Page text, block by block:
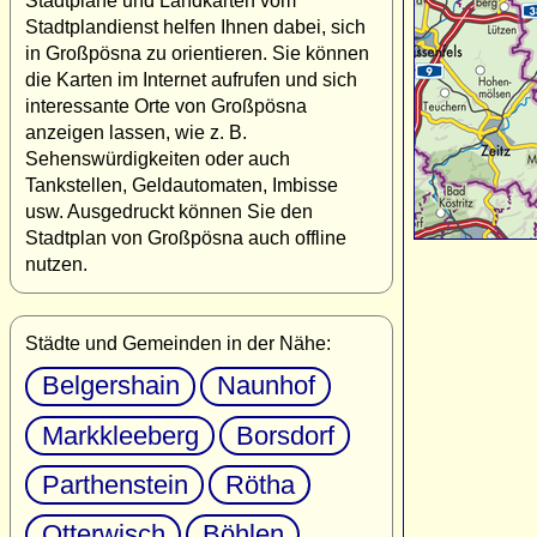
Stadtplandienst helfen Ihnen dabei, sich
in Großpösna zu orientieren. Sie können
die Karten im Internet aufrufen und sich
interessante Orte von Großpösna
anzeigen lassen, wie z. B.
Sehenswürdigkeiten oder auch
Tankstellen, Geldautomaten, Imbisse
usw. Ausgedruckt können Sie den
Stadtplan von Großpösna auch offline
nutzen.
Städte und Gemeinden in der Nähe:
Belgershain
Naunhof
Markkleeberg
Borsdorf
Parthenstein
Rötha